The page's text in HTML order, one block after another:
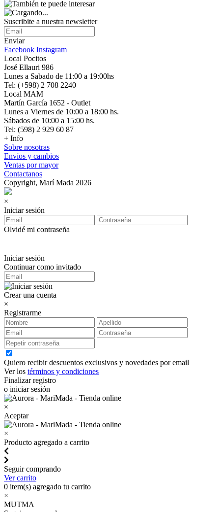
Suscribite a nuestra newsletter
Enviar
Facebook Instagram
Local Pocitos
José Ellauri 986
Lunes a Sabado de 11:00 a 19:00hs
Tel: (+598) 2 708 2240
Local MAM
Martín García 1652 - Outlet
Lunes a Viernes de 10:00 a 18:00 hs.
Sábados de 10:00 a 15:00 hs.
Tel: (598) 2 929 60 87
+ Info
Sobre nosotras
Envíos y cambios
Ventas por mayor
Contactanos
Copyright, Marí Mada 2026
×
Iniciar sesión
Olvidé mi contraseña
Iniciar sesión
Continuar como invitado
Crear una cuenta
×
Registrarme
Quiero recibir descuentos exclusivos y novedades por email
Ver los términos y condiciones
Finalizar registro
o iniciar sesión
×
Aceptar
×
Producto agregado a carrito
Seguir comprando
Ver carrito
0 item(s) agregado tu carrito
×
MUTMA